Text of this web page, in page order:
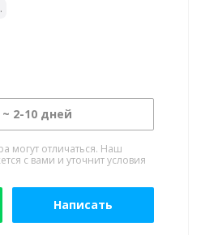
2-10 дней
могут отличаться. Наш
с вами и уточнит условия
Написать